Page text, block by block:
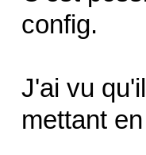
config.
J'ai vu
mettant